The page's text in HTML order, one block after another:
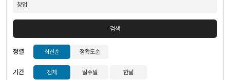
검색
정렬 최신순 정확도순
기간 전체 일주일 한달